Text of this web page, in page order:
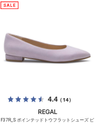
4.4（14）
REGAL
F37R_S ポインテッドトウフラットシューズ ピ